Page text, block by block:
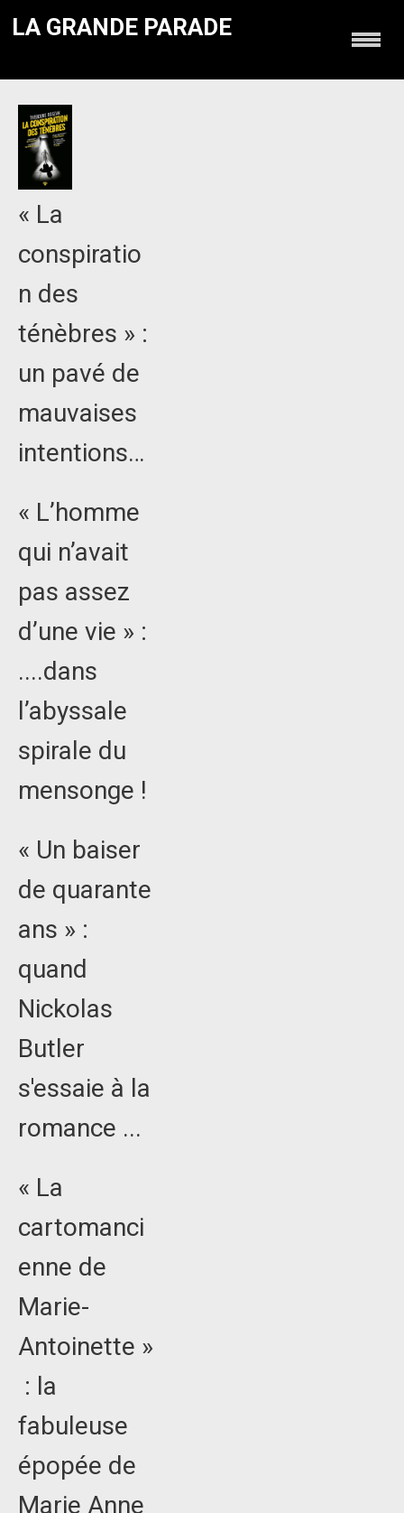
LA GRANDE PARADE
« La
conspiratio
n des
ténèbres » :
un pavé de
mauvaises
intentions…
« L’homme
qui n’avait
pas assez
d’une vie » :
....dans
l’abyssale
spirale du
mensonge !
« Un baiser
de quarante
ans » :
quand
Nickolas
Butler
s'essaie à la
romance ...
« La
cartomanci
enne de
Marie-
Antoinette »
: la
fabuleuse
épopée de
Marie Anne